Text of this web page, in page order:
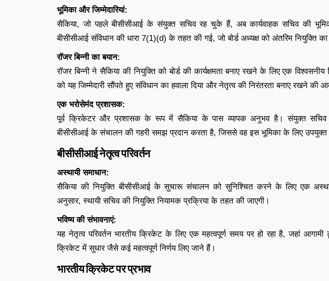
भूमिका और जिम्मेदारियां:
सैकिया, जो पहले बीसीसीआई के संयुक्त सचिव रह चुके हैं, अब कार्यवाहक सचिव की
बीसीसीआई संविधान की धारा 7(1)(d) के तहत की गई, जो बोर्ड अध्यक्ष को अंतरिम नियुक्ति
रॉजर बिन्नी का बयान:
रॉजर बिन्नी ने सैकिया की नियुक्ति को बोर्ड की कार्यक्षमता बनाए रखने के लिए एक विश्वसनीय
को यह जिम्मेदारी सौंपते हुए संविधान का हवाला दिया और नेतृत्व की निरंतरता बनाए रखने की
एक भरोसेमंद प्रशासक:
पूर्व क्रिकेटर और प्रशासक के रूप में सैकिया के पास व्यापक अनुभव है। संयुक्त
बीसीसीआई के संचालन की गहरी समझ प्रदान करता है, जिससे वह इस भूमिका के लिए उपयुक्त
बीसीसीआई नेतृत्व परिवर्तन
अस्थायी समाधान:
सैकिया की नियुक्ति बीसीसीआई के सुचारू संचालन को सुनिश्चित करने के लिए एक
अनुसार, स्थायी सचिव की नियुक्ति नियामक प्रक्रिया के तहत की जाएगी।
भविष्य की संभावनाएं:
यह नेतृत्व परिवर्तन भारतीय क्रिकेट के लिए एक महत्वपूर्ण समय पर हो रहा है, जहां आगामी
क्रिकेट में सुधार जैसे कई महत्वपूर्ण निर्णय लिए जाने हैं।
भारतीय क्रिकेट पर प्रभाव